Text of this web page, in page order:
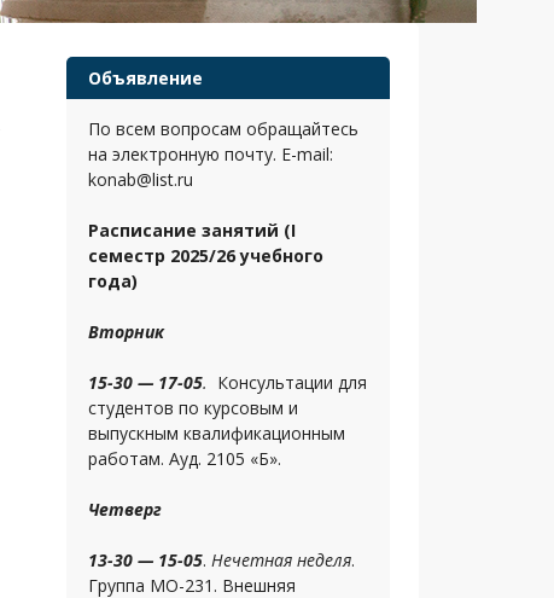
Объявление
По всем вопросам обращайтесь
на электронную почту. E-mail:
konab@list.ru
Расписание занятий (I
семестр 2025/26 учебного
года)
Вторник
15-30 — 17-05. Консультации для
студентов по курсовым и
выпускным квалификационным
работам. Ауд. 2105 «Б».
Четверг
13-30 — 15-05. Нечетная неделя.
Группа МО-231. Внешняя